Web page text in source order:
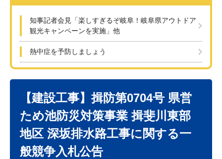
知事記者会見「楽しすぎるぞ岐阜！岐阜県アウトドア
観光キャンペーンを実施」他
熱中症を予防しましょう
【建設工事】揖防第0704号 県営
ため池防災対策事業 揖斐川東部
地区 深坂排水路工事に関する一
般競争入札公告